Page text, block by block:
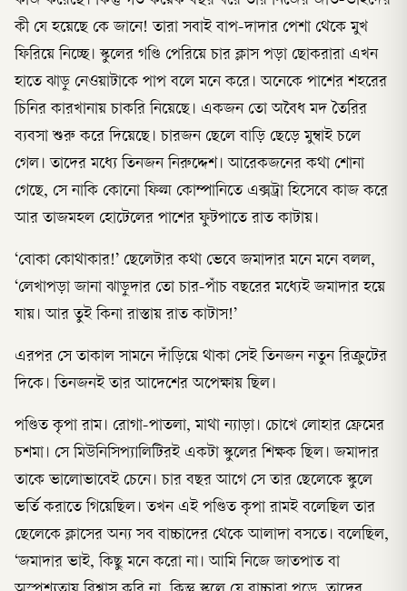
কী যে হয়েছে কে জানে! তারা সবাই বাপ-দাদার পেশা থেকে মুখ
ফিরিয়ে নিচ্ছে। স্কুলের গণ্ডি পেরিয়ে চার ক্লাস পড়া ছোকরারা এখন
হাতে ঝাড়ু নেওয়াটাকে পাপ বলে মনে করে। অনেকে পাশের শহরের
চিনির কারখানায় চাকরি নিয়েছে। একজন তো অবৈধ মদ তৈরির
ব্যবসা শুরু করে দিয়েছে। চারজন ছেলে বাড়ি ছেড়ে মুম্বাই চলে
গেল। তাদের মধ্যে তিনজন নিরুদ্দেশ। আরেকজনের কথা শোনা
গেছে, সে নাকি কোনো ফিল্ম কোম্পানিতে এক্সট্রা হিসেবে কাজ করে
আর তাজমহল হোটেলের পাশের ফুটপাতে রাত কাটায়।
‘বোকা কোথাকার!’ ছেলেটার কথা ভেবে জমাদার মনে মনে বলল,
‘লেখাপড়া জানা ঝাড়ুদার তো চার-পাঁচ বছরের মধ্যেই জমাদার হয়ে
যায়। আর তুই কিনা রাস্তায় রাত কাটাস!’
এরপর সে তাকাল সামনে দাঁড়িয়ে থাকা সেই তিনজন নতুন রিক্রুটের
দিকে। তিনজনই তার আদেশের অপেক্ষায় ছিল।
পণ্ডিত কৃপা রাম। রোগা-পাতলা, মাথা ন্যাড়া। চোখে লোহার ফ্রেমের
চশমা। সে মিউনিসিপ্যালিটিরই একটা স্কুলের শিক্ষক ছিল। জমাদার
তাকে ভালোভাবেই চেনে। চার বছর আগে সে তার ছেলেকে স্কুলে
ভর্তি করাতে গিয়েছিল। তখন এই পণ্ডিত কৃপা রামই বলেছিল তার
ছেলেকে ক্লাসের অন্য সব বাচ্চাদের থেকে আলাদা বসতে। বলেছিল,
‘জমাদার ভাই, কিছু মনে করো না। আমি নিজে জাতপাত বা